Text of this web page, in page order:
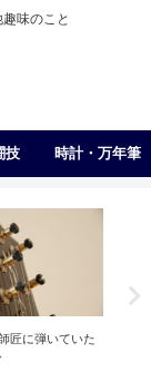
味のこと
技 時計・万年筆
匠に弾いていた